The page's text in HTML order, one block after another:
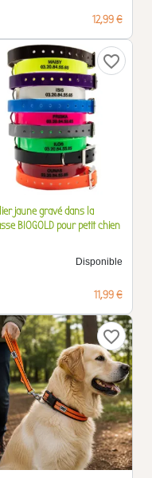
Prix
12,99 €
favorite_border
jaune gravé dans la
BIOGOLD pour petit chien
Disponible
Prix
11,99 €
favorite_border